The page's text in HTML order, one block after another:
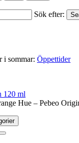
Sök efter:
i sommar: Öppettider
120 ml
Hue – Pebeo